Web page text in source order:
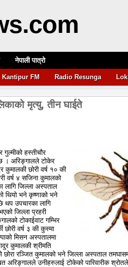
नेपाली पात्रो
Kantipur FM Radio Resunga
मृत्यु, तीन घाईते
हस्तीचौर
छ । अरिङ्गालले टोकेर
कुमालकी छोरी वर्ष १० की
वर्ष ४ सजिना कुमालको
लागि जिल्ला अस्पताल
थियो भने कृष्णाको भने
थप उपचारका लागि
जिल्ला प्रहरी
टोकाईवाट गम्भिर
वर्ष ३ की कुस्मा
मिसन अस्पतालमा
कुमालकी श्रीमति
रञ्जित कुमालको भने जिल्ला अस्पताल
अरिङ्गालले उनीहरुलाई टोकेको पारिवारीक